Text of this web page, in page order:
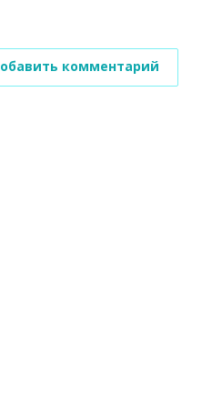
комментарий